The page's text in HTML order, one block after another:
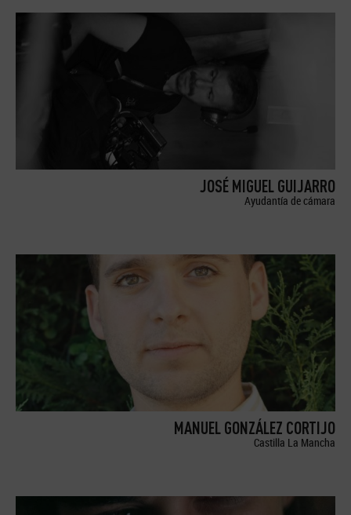
JOSÉ MIGUEL GUIJARRO
Ayudantía de cámara
MANUEL GONZÁLEZ CORTIJO
Castilla La Mancha